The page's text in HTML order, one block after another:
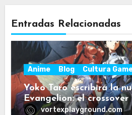
Entradas Relacionadas
Anime Blog Cultura
Yoko Taro escribirá la
Evangelion: el
fans de NieR
vortexplayground.com